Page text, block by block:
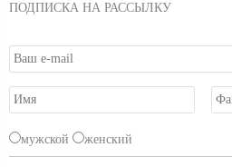
ПОДПИСКА НА РАССЫЛКУ
мужской женский